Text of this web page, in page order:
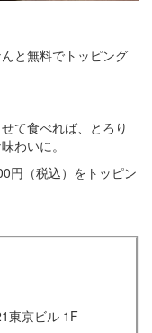
と無料でトッピング
て食べれば、とろり
わいに。
円（税込）をトッピン
東京ビル 1F